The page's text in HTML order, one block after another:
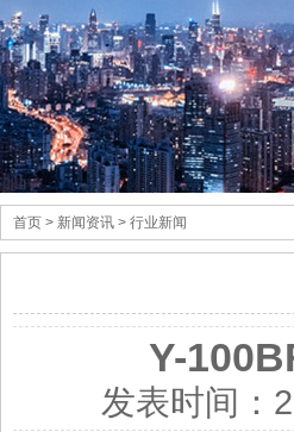
首页 > 新闻资讯 > 行业新闻
Y-
发表时间：